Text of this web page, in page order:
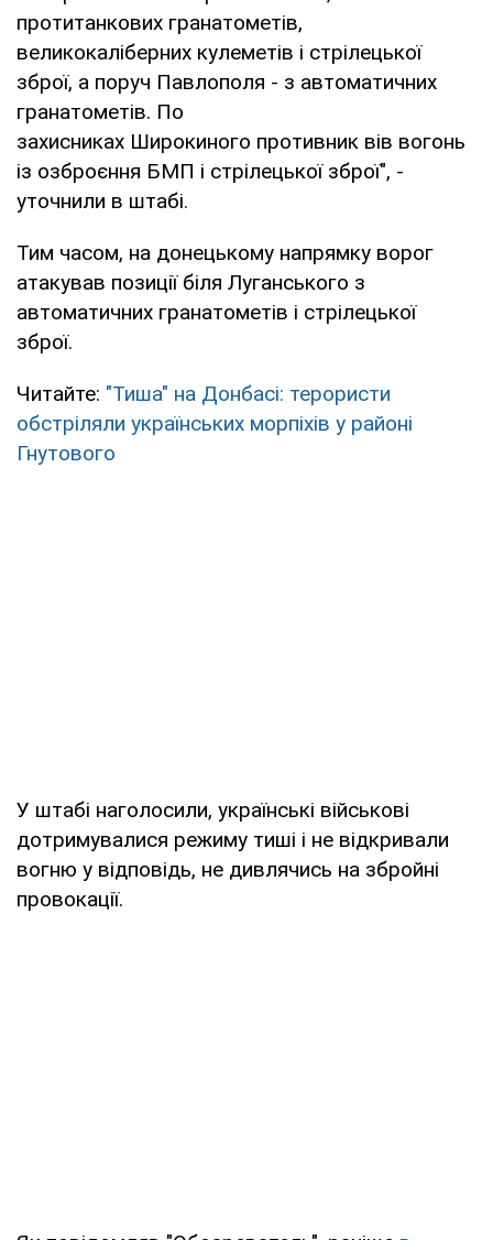
протитанкових гранатометів,
великокаліберних кулеметів і стрілецької
зброї, а поруч Павлополя - з автоматичних
гранатометів. По
захисниках Широкиного противник вів вогонь
із озброєння БМП і стрілецької зброї", -
уточнили в штабі.
Тим часом, на донецькому напрямку ворог
атакував позиції біля Луганського з
автоматичних гранатометів і стрілецької
зброї.
Читайте: "Тиша" на Донбасі: терористи
обстріляли українських морпіхів у районі
Гнутового
У штабі наголосили, українські військові
дотримувалися режиму тиші і не відкривали
вогню у відповідь, не дивлячись на збройні
провокації.